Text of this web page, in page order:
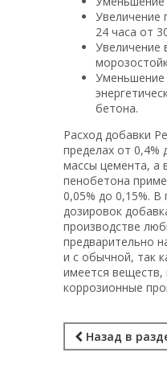
Увеличение
24 часа от
Увеличение
Уменьшение
бетона.
Расход добавки
пределах от 0,4%
массы цемента, а
пенобетона
0,05% до 0,15%. В
дозировок
производстве
предварительно
и с обычной, так
имеется
коррозионные
Назад в